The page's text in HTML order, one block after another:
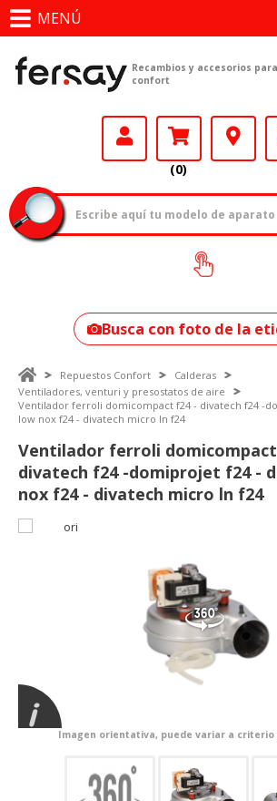
MENÚ
Recambios y accesorios
confort
(0)
¿Cómo encontrar
tu modelo?
Busca con foto de la
Repuestos Confort
Calderas
Ventiladores, venturi y presostatos de aire
Ventilador ferroli domicompact f24 - divatech f24 -
low nox f24 - divatech micro ln f24
Ventilador ferroli
divatech f24 -domiprojet f24 -
nox f24 - divatech micro ln f24
Imagen orientativa, puede variar a criterio